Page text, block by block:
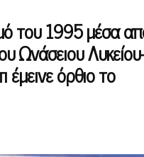
του 1995 μέσα
Ωνάσειου
όρθιο το